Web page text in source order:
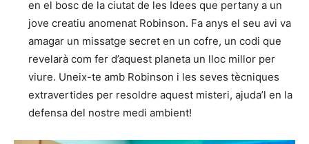
en el bosc de la ciutat de les Idees que pertany a un
jove creatiu anomenat Robinson. Fa anys el seu avi va
amagar un missatge secret en un cofre, un codi que
revelarà com fer d’aquest planeta un lloc millor per
viure. Uneix-te amb Robinson i les seves tècniques
extravertides per resoldre aquest misteri, ajuda’l en la
defensa del nostre medi ambient!